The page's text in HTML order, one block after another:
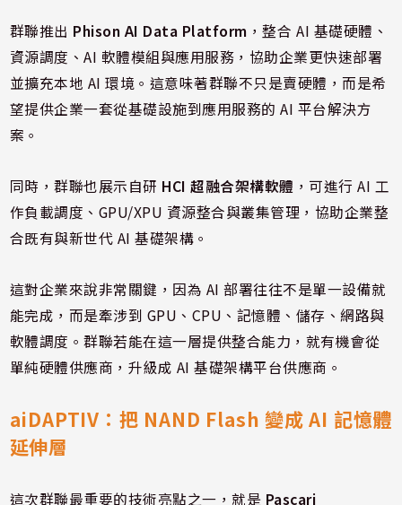
群聯推出 Phison AI Data Platform ，整合 AI 基礎硬體、
資源調度、AI 軟體模組與應用服務，協助企業更快速部署
並擴充本地 AI 環境。這意味著群聯不只是賣硬體，而是希
望提供企業一套從基礎設施到應用服務的 AI 平台解決方
案。
同時，群聯也展示自研 HCI 超融合架構軟體 ，可進行 AI 工
作負載調度、GPU/XPU 資源整合與叢集管理，協助企業整
合既有與新世代 AI 基礎架構。
這對企業來說非常關鍵，因為 AI 部署往往不是單一設備就
能完成，而是牽涉到 GPU、CPU、記憶體、儲存、網路與
軟體調度。群聯若能在這一層提供整合能力，就有機會從
單純硬體供應商，升級成 AI 基礎架構平台供應商。
aiDAPTIV：把 NAND Flash 變成 AI 記憶體
延伸層
這次群聯最重要的技術亮點之一，就是 Pascari